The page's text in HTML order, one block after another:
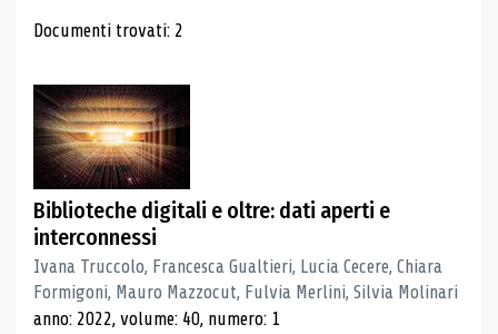
Risultati di ricerca
Documenti trovati: 2
Biblioteche digitali e oltre: dati aperti e
interconnessi
Ivana Truccolo, Francesca Gualtieri, Lucia Cecere, Chiara
Formigoni, Mauro Mazzocut, Fulvia Merlini, Silvia Molinari
anno: 2022, volume: 40, numero: 1